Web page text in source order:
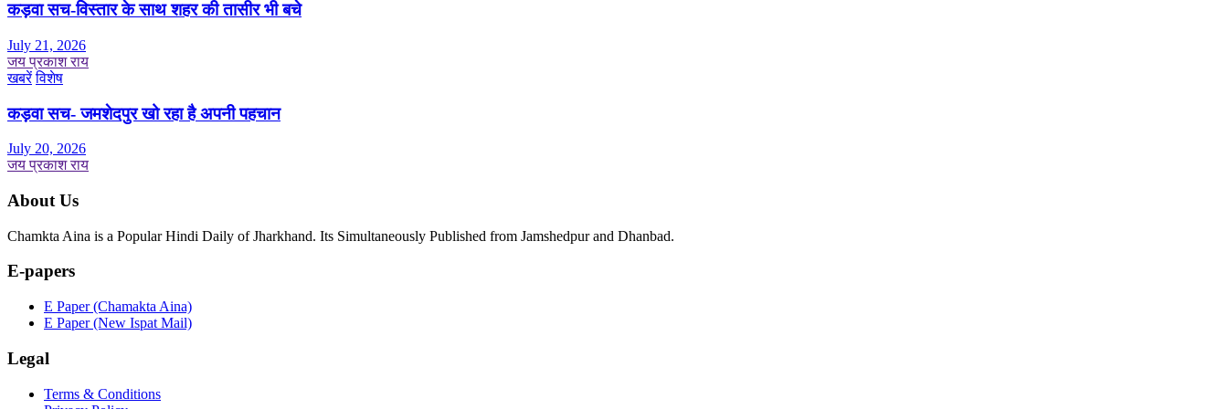
कड़वा सच-विस्तार के साथ शहर की तासीर भी बचे
July 21, 2026
जय प्रकाश राय
खबरें विशेष
कड़वा सच- जमशेदपुर खो रहा है अपनी पहचान
July 20, 2026
जय प्रकाश राय
About Us
Chamkta Aina is a Popular Hindi Daily of Jharkhand. Its Simultaneously Published from Jamshedpur and Dhanbad.
E-papers
E Paper (Chamakta Aina)
E Paper (New Ispat Mail)
Legal
Terms & Conditions